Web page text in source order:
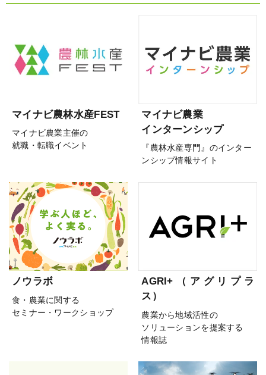
マイナビ農林水産FEST
マイナビ農業主催の
就職・転職イベント
マイナビ農業
インターンシップ
『農林水産専門』のインター
ンシップ情報サイト
ノウラボ
食・農業に関する
セミナー・ワークショップ
AGRI+（アグリプラ
ス）
農業から地域活性の
ソリューションを提案する
情報誌